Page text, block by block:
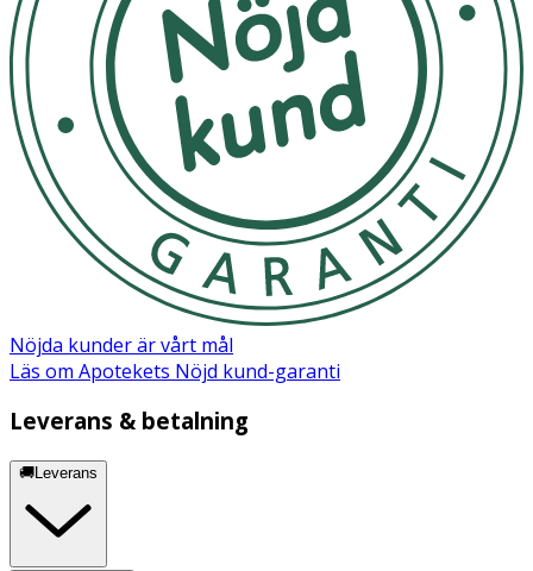
Nöjda kunder är vårt mål
Läs om Apotekets Nöjd kund-garanti
Leverans & betalning
🚚Leverans